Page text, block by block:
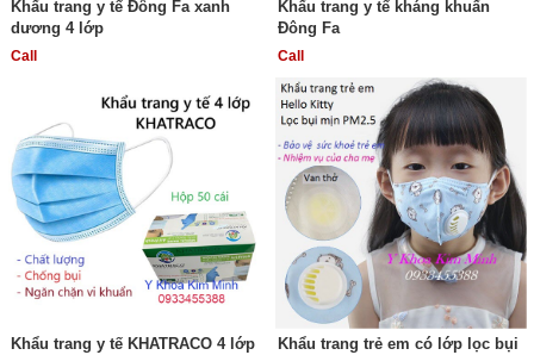
Khẩu trang y tế Đông Fa xanh
dương 4 lớp
Call
Khẩu trang y tế kháng khuẩn
Đông Fa
Call
Khẩu trang y tế KHATRACO 4 lớp
Khẩu trang trẻ em có lớp lọc bụi